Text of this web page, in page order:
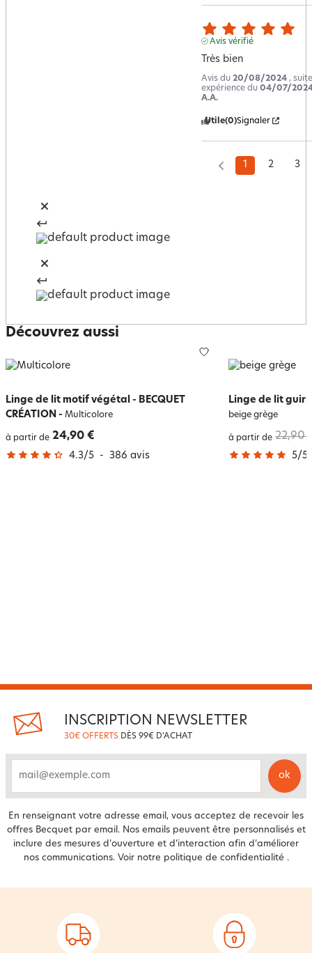
Avis vérifié
Très bien
Avis du 20/08/2024 ,
expérience du 04/07/
A.A.
Utile(0)Signaler
1 2 3
Découvrez aussi
Linge de lit motif végétal - BECQUET
CRÉATION - Multicolore
à partir de 24,90 €
4.3/5 - 386 avis
Linge de lit
beige grège
à partir de 22,90
5/5
INSCRIPTION NEWSLETTER
30€ OFFERTS DÈS 99€ D'ACHAT
ok
En renseignant votre adresse email, vous acceptez de recevoir les
offres Becquet par email. Nos emails peuvent être personnalisés et
inclure des mesures d’ouverture et d’interaction afin d’améliorer
nos communications. Voir notre politique de confidentialité .